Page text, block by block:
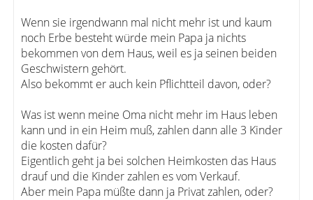
Wenn sie irgendwann mal nicht mehr ist und kaum
noch Erbe besteht würde mein Papa ja nichts
bekommen von dem Haus, weil es ja seinen beiden
Geschwistern gehört.
Also bekommt er auch kein Pflichtteil davon, oder?
Was ist wenn meine Oma nicht mehr im Haus leben
kann und in ein Heim muß, zahlen dann alle 3 Kinder
die kosten dafür?
Eigentlich geht ja bei solchen Heimkosten das Haus
drauf und die Kinder zahlen es vom Verkauf.
Aber mein Papa müßte dann ja Privat zahlen, oder?